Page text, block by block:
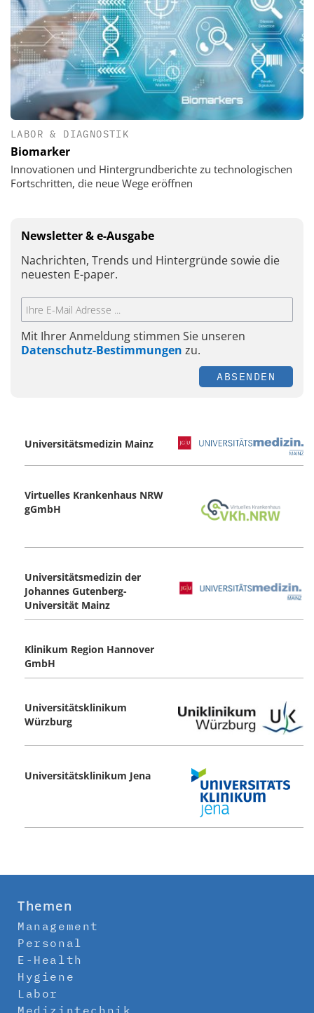
LABOR & DIAGNOSTIK
Biomarker
Innovationen und Hintergrundberichte zu technologischen
Fortschritten, die neue Wege eröffnen
Newsletter & e-Ausgabe
Nachrichten, Trends und Hintergründe sowie die
neuesten E-paper.
Mit Ihrer Anmeldung stimmen Sie unseren
Datenschutz-Bestimmungen zu.
ABSENDEN
Universitätsmedizin Mainz
Virtuelles Krankenhaus NRW
gGmbH
Universitätsmedizin der
Johannes Gutenberg-
Universität Mainz
Klinikum Region Hannover
GmbH
Universitätsklinikum
Würzburg
Universitätsklinikum Jena
Themen
Management
Personal
E-Health
Hygiene
Labor
Medizintechnik